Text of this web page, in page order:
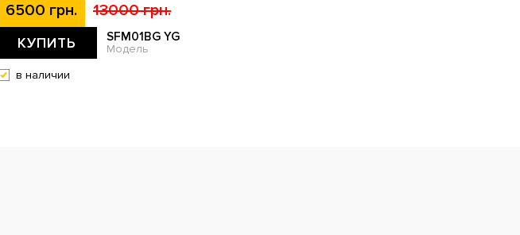
6500 грн. 13000 грн.
КУПИТЬ SFM01BG YG
Модель
в наличии